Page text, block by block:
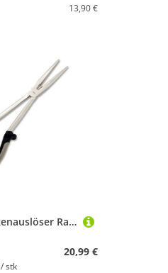
13,90 €
Rapala Angelhakenauslöser Rapala Long Reach Pliers 28cm - Lösezange
20,99 €
stk